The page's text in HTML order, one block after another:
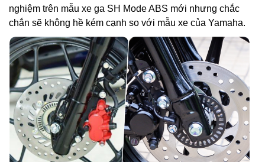
nghiệm trên mẫu xe ga SH Mode ABS mới nhưng chắc
chắn sẽ không hề kém cạnh so với mẫu xe của Yamaha.